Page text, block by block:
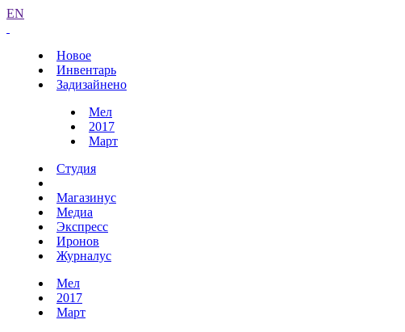
EN
Новое
Инвентарь
Задизайнено
Мел
2017
Март
Студия
Магазинус
Медиа
Экспресс
Иронов
Журналус
Мел
2017
Март